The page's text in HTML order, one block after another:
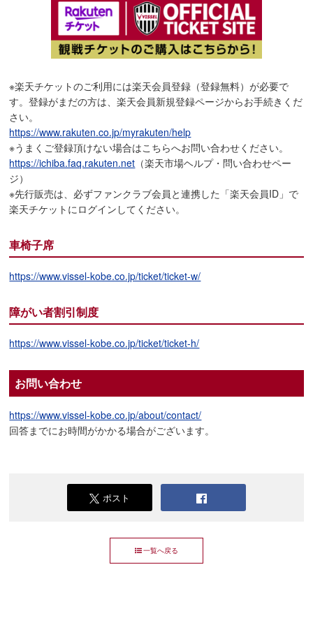
※楽天チケットのご利用には楽天会員登録（登録無料）が必要で
す。登録がまだの方は、楽天会員新規登録ページからお手続きくだ
さい。
https://www.rakuten.co.jp/myrakuten/help
※うまくご登録頂けない場合はこちらへお問い合わせください。
https://ichiba.faq.rakuten.net （楽天市場ヘルプ・問い合わせペー
ジ）
※先行販売は、必ずファンクラブ会員と連携した「楽天会員ID」で
楽天チケットにログインしてください。
車椅子席
https://www.vissel-kobe.co.jp/ticket/ticket-w/
障がい者割引制度
https://www.vissel-kobe.co.jp/ticket/ticket-h/
お問い合わせ
https://www.vissel-kobe.co.jp/about/contact/
回答までにお時間がかかる場合がございます。
ポスト
一覧へ戻る